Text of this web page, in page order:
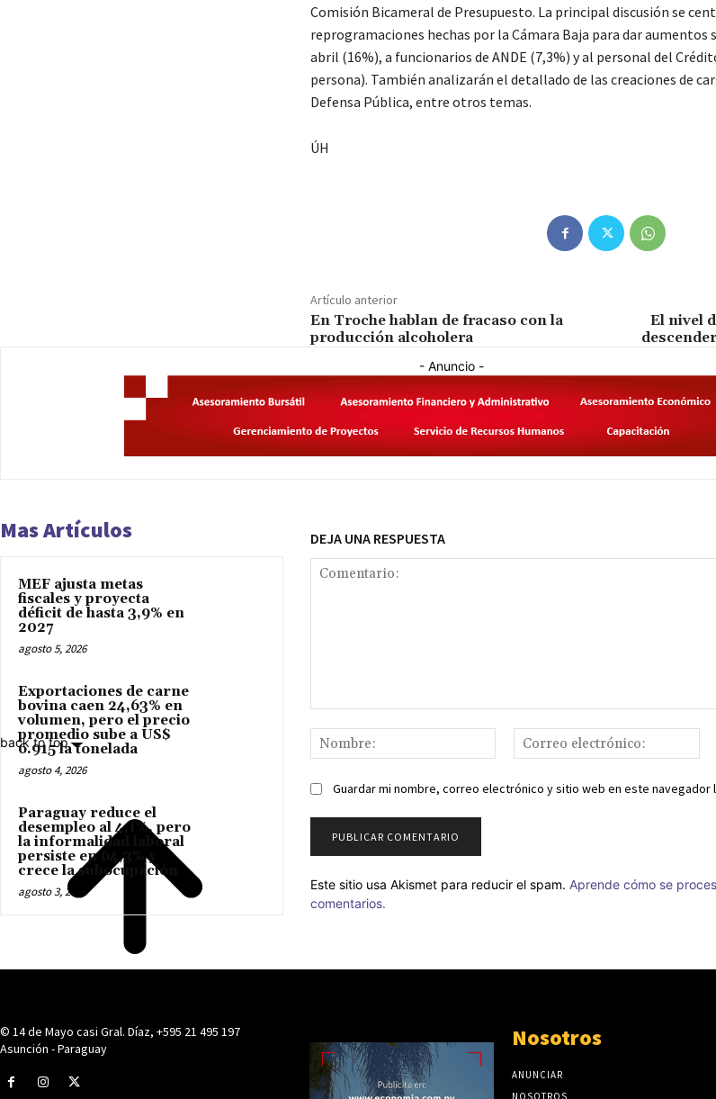
back to top
Comisión Bicameral de Presupuesto. La principal discusión se
reprogramaciones hechas por la Cámara Baja para dar aumentos
abril (16%), a funcionarios de ANDE (7,3%) y al personal del
persona). También analizarán el detallado de las creaciones de
Defensa Pública, entre otros temas.
ÚH
Artículo anterior
En Troche hablan de fracaso con la
producción alcoholera
El nivel
- Anuncio -
Mas Artículos
MEF ajusta metas
fiscales y proyecta
déficit de hasta 3,9% en
2027
agosto 5, 2026
Exportaciones de carne
bovina caen 24,63% en
volumen, pero el precio
promedio sube a US$
6.915 la tonelada
agosto 4, 2026
Paraguay reduce el
desempleo al 4,1%, pero
la informalidad laboral
persiste en 64,3% y
crece la subocupación
agosto 3, 2026
DEJA UNA RESPUESTA
Nombre:
Guardar mi nombre, correo electrónico y sitio web en este navegador
Este sitio usa Akismet para reducir el spam. Aprende cómo se
comentarios.
© 14 de Mayo casi Gral. Díaz, +595 21 495 197
Asunción - Paraguay
Nosotros
ANUNCIAR
NOSOTROS